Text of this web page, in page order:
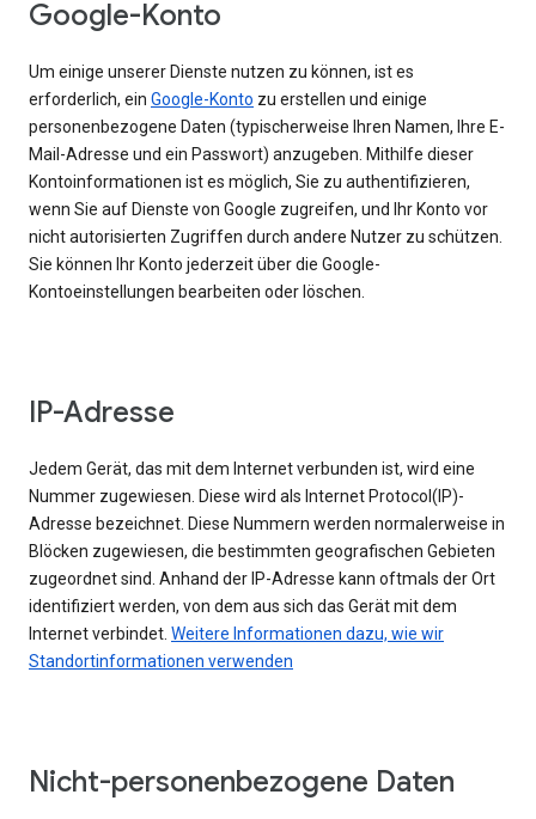
Google-Konto
Um einige unserer Dienste nutzen zu können, ist es
erforderlich, ein Google-Konto zu erstellen und einige
personenbezogene Daten (typischerweise Ihren Namen, Ihre E-
Mail-Adresse und ein Passwort) anzugeben. Mithilfe dieser
Kontoinformationen ist es möglich, Sie zu authentifizieren,
wenn Sie auf Dienste von Google zugreifen, und Ihr Konto vor
nicht autorisierten Zugriffen durch andere Nutzer zu schützen.
Sie können Ihr Konto jederzeit über die Google-
Kontoeinstellungen bearbeiten oder löschen.
IP-Adresse
Jedem Gerät, das mit dem Internet verbunden ist, wird eine
Nummer zugewiesen. Diese wird als Internet Protocol(IP)-
Adresse bezeichnet. Diese Nummern werden normalerweise in
Blöcken zugewiesen, die bestimmten geografischen Gebieten
zugeordnet sind. Anhand der IP-Adresse kann oftmals der Ort
identifiziert werden, von dem aus sich das Gerät mit dem
Internet verbindet. Weitere Informationen dazu, wie wir
Standortinformationen verwenden
Nicht-personenbezogene Daten